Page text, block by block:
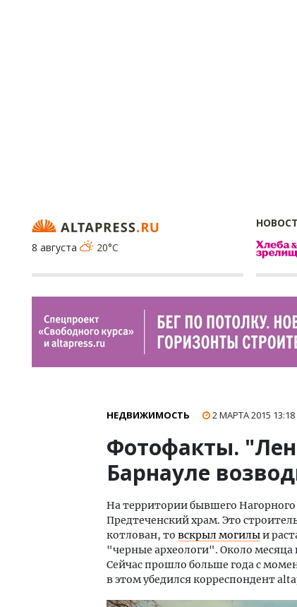
8 августа
20°C
НЕДВИЖИМОСТЬ 2 МАРТА 2015 13:18
Фотофакты.
Барнауле
На территории бывшего
Предтеченский храм. Это
котлован, то вскрыл могилыи
"черные археологи". Около месяца
Сейчас прошло больше года с
в этом убедился корреспондент